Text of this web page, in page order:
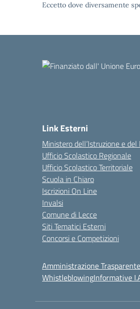
Eccetto dove diversamente
Link Esterni
Ministero dell’Istruzione e
Ufficio Scolastico Regionale
Ufficio Scolastico Territoriale
Scuola in Chiaro
Iscrizioni On Line
Invalsi
Comune di Lecce
Siti Tematici Esterni
Concorsi e Competizioni
Amministrazione Trasparente
WhistleblowingInformative